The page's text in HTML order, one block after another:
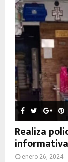
Realiza
enero 26, 2024